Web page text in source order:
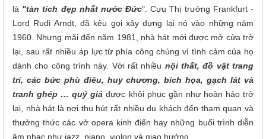
là "tàn tích đẹp nhất nước Đức". Cựu Thị trưởng Frankfurt -
Lord Rudi Arndt, đã kêu gọi xây dựng lại nó vào những năm
1960. Nhưng mãi đến năm 1981, nhà hát mới được mở cửa trở
lại, sau rất nhiều áp lực từ phía công chúng vì tình cảm của họ
dành cho công trình này. Với rất nhiều nội thất, đồ vật trang
trí, các bức phù điêu, huy chương, bích họa, gạch lát và
tranh ghép … quý giá được khôi phục gần như hoàn hảo trở
lại, nhà hát là nơi thu hút rất nhiều du khách đến tham quan và
thưởng thức các vở opera kinh điển hay những buổi trình diễn
âm nhạc như jazz, piano, violon và giao hưởng.